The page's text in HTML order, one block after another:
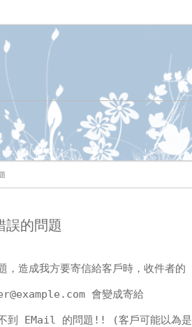
誤的問題
造成我方要寄信給客戶時，收件者
會變成寄給
到 EMail 的問題!! (客戶可能以為是